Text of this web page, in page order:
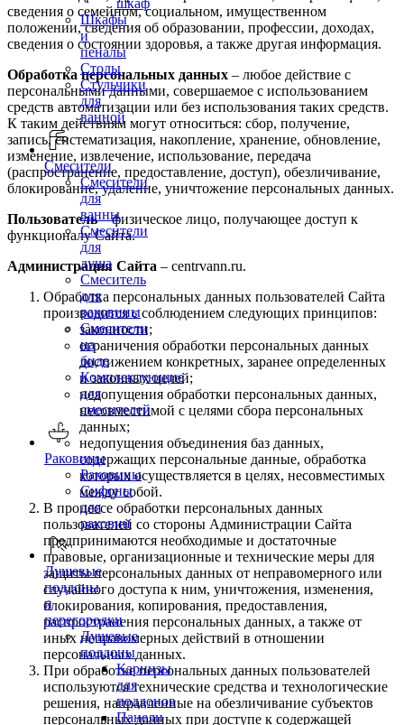
шкаф
Шкафы
и
пеналы
Столы
Стульчики
для
ванной
Смесители
Смесители
для
ванны
Смесители
для
душа
Смеситель
для
раковины
Смесители
на
биде
Комплектующие
для
смесителей
Раковины
Раковины
Сифоны
для
раковин
Душевые
поддоны
и
перегородки
Душевые
поддоны
Карнизы
для
поддонов
Панели
сведения о семейном, социальном, имущественном
положении, сведения об образовании, профессии, доходах,
сведения о состоянии здоровья, а также другая информация.
Обработка персональных данных – любое действие с
персональными данными, совершаемое с использованием
средств автоматизации или без использования таких средств.
К таким действиям могут относиться: сбор, получение,
запись, систематизация, накопление, хранение, обновление,
изменение, извлечение, использование, передача
(распространение, предоставление, доступ), обезличивание,
блокирование, удаление, уничтожение персональных данных.
Пользователь– физическое лицо, получающее доступ к
функционалу Сайта.
Администрация Сайта – centrvann.ru.
Обработка персональных данных пользователей Сайта
производится с соблюдением следующих принципов:
законности;
ограничения обработки персональных данных
достижением конкретных, заранее определенных
и законных целей;
недопущения обработки персональных данных,
несовместимой с целями сбора персональных
данных;
недопущения объединения баз данных,
содержащих персональные данные, обработка
которых осуществляется в целях, несовместимых
между собой.
В процессе обработки персональных данных
пользователей со стороны Администрации Сайта
предпринимаются необходимые и достаточные
правовые, организационные и технические меры для
защиты персональных данных от неправомерного или
случайного доступа к ним, уничтожения, изменения,
блокирования, копирования, предоставления,
распространения персональных данных, а также от
иных неправомерных действий в отношении
персональных данных.
При обработке персональных данных пользователей
используются технические средства и технологические
решения, направленные на обезличивание субъектов
персональных данных при доступе к содержащей